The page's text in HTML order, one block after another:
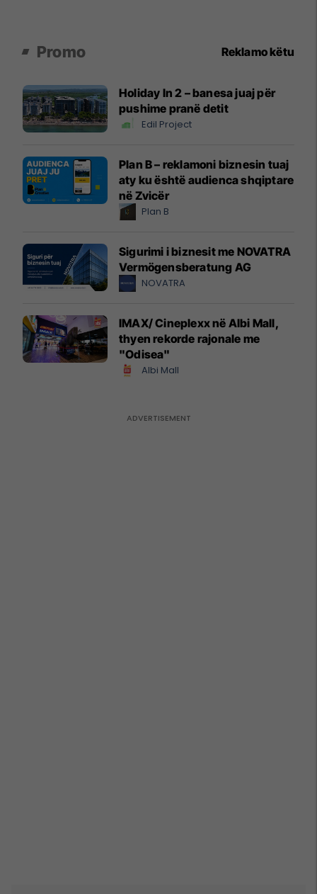
Promo Reklamo këtu
Holiday In 2 – banesa juaj për
pushime pranë detit
Edil Project
Plan B – reklamoni biznesin tuaj
aty ku është audienca shqiptare
në Zvicër
Plan B
Sigurimi i biznesit me NOVATRA
Vermögensberatung AG
NOVATRA
IMAX/ Cineplexx në Albi Mall,
thyen rekorde rajonale me
"Odisea"
Albi Mall